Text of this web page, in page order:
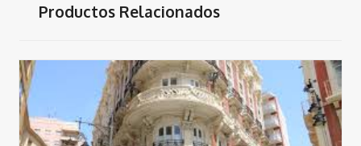
Productos Relacionados